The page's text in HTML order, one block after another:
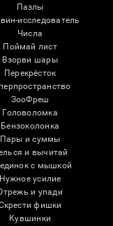
Пазлы
исследователь
Числа
Поймай лист
Взорви шары
Перекрёсток
ЗооФреш
Головоломка
Бензоколонка
Пары и суммы
и вычитай
с мышкой
Нужное усилие
и упади
фишки
Кувшинки